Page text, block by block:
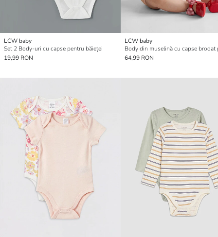
LCW baby
Set 2 Body-uri cu capse pentru băieței
19,99 RON
LCW baby
64,99 RON